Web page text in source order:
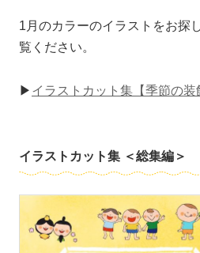
1月のカラーのイラストをお探
覧ください。
▶ イラストカット集【季節の
イラストカット集 ＜総集編＞